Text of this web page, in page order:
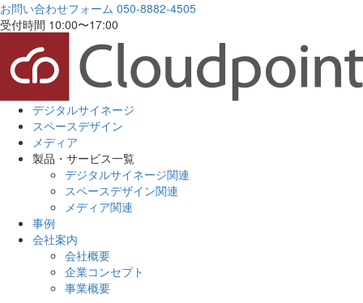
お問い合わせフォーム 050-8882-4505
受付時間 10:00〜17:00
デジタルサイネージ
スペースデザイン
メディア
製品・サービス一覧
デジタルサイネージ関連
スペースデザイン関連
メディア関連
事例
会社案内
会社概要
企業コンセプト
事業概要